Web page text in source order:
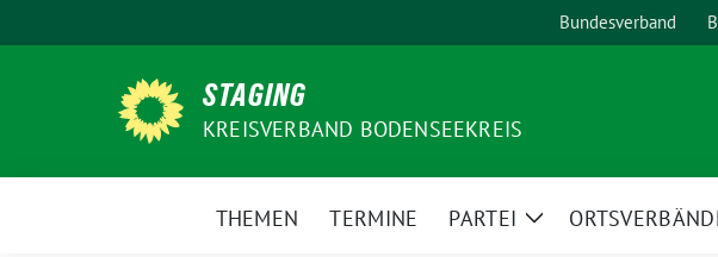
zum
Bundesverband
STAGING
KREISVERBAND BODENSEEKREIS
THEMEN TERMINE PARTEI
Zeige